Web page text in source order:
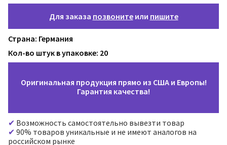
Для заказа позвонитеили пишите
Страна: Германия
Кол-во штук в упаковке: 20
Оригинальная продукция прямо из США и Европы!
Гарантия качества!
Возможность самостоятельно вывезти товар
90% товаров уникальные и не имеют аналогов на
российском рынке